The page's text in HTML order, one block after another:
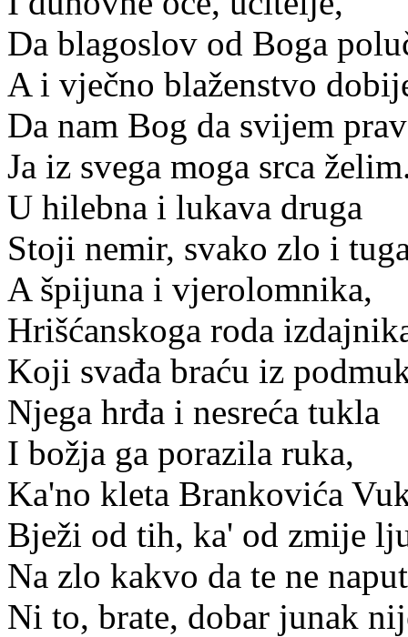
Da blagoslov od Boga
A i vječno blaženstvo
Da nam Bog da svijem
Ja iz svega moga srca
U hilebna i lukava druga
Stoji nemir, svako zlo i
A špijuna i vjerolomnika,
Hrišćanskoga roda
Koji svađa braću iz
Njega hrđa i nesreća tukla
I božja ga porazila ruka,
Ka'no kleta Brankovića
Bježi od tih, ka' od zmije
Na zlo kakvo da te ne
Ni to, brate, dobar junak